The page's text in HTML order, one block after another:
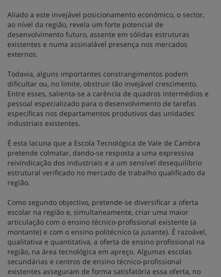
Aliado a este invejável posicionamento económico, o sector,
ao nível da região, revela um forte potencial de
desenvolvimento futuro, assente em sólidas estruturas
existentes e numa assinalável presença nos mercados
externos.
Todavia, alguns importantes constrangimentos podem
dificultar ou, no limite, obstruir tão invejável crescimento.
Entre esses, salienta-se a carência de quadros intermédios e
pessoal especializado para o desenvolvimento de tarefas
específicas nos departamentos produtivos das unidades
industriais existentes.
É esta lacuna que a Escola Tecnológica de Vale de Cambra
pretende colmatar, dando-se resposta a uma expressiva
reivindicação dos industriais e a um sensível desequilíbrio
estrutural verificado no mercado de trabalho qualificado da
região.
Como segundo objectivo, pretende-se diversificar a oferta
escolar na região e, simultaneamente, criar uma maior
articulação com o ensino técnico-profissional existente (a
montante) e com o ensino politécnico (a jusante). É razoável,
qualitativa e quantitativa, a oferta de ensino profissional na
região, na área tecnológica em apreço. Algumas escolas
secundárias e centros de ensino técnico-profissional
existentes asseguram de forma satisfatória essa oferta, no